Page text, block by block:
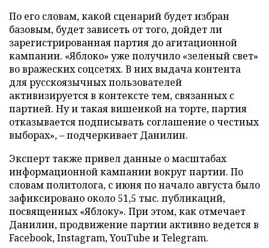
По его словам, какой сценарий будет избран
базовым, будет зависеть от того, дойдет ли
зарегистрированная партия до агитационной
кампании. «Яблоко» уже получило «зеленый свет»
во вражеских соцсетях. В них выдача контента
для русскоязычных пользователей
активизируется в контексте тем, связанных с
партией. Ну и такая вишенкой на торте, партия
отказывается подписывать соглашение о честных
выборах», – подчеркивает Данилин.
Эксперт также привел данные о масштабах
информационной кампании вокруг партии. По
словам политолога, с июня по начало августа было
зафиксировано около 51,5 тыс. публикаций,
посвященных «Яблоку». При этом, как отмечает
Данилин, продвижение партии активно ведется в
Facebook, Instagram, YouTube и Telegram.